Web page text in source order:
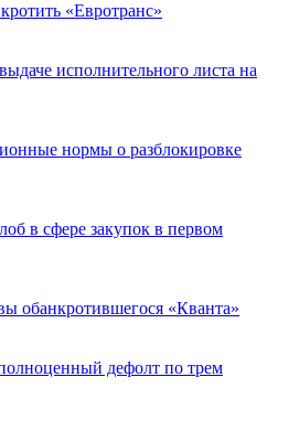
«Евротранс»
исполнительного листа на
нормы о разблокировке
в сфере закупок в первом
обанкротившегося «Кванта»
дефолт по трем